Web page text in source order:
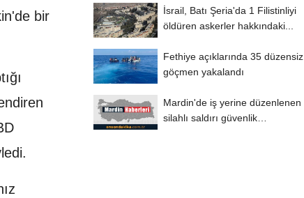
bir
İsrail, Batı Şeria'da 1 Filistinliyi
öldüren askerler hakkındaki...
Fethiye açıklarında 35 düzensiz
göçmen yakalandı
Mardin'de iş yerine düzenlenen
silahlı saldırı güvenlik